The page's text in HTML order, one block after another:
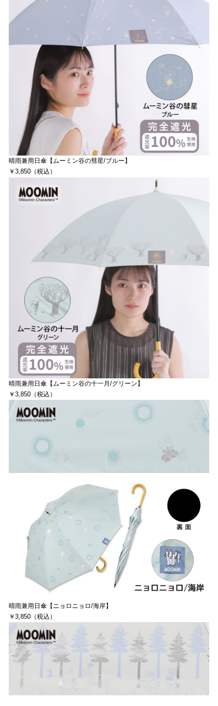
晴雨兼用日傘【ムーミン谷の彗星/ブルー】
￥3,850（税込）
晴雨兼用日傘【ムーミン谷の十一月/グリーン】
￥3,850（税込）
晴雨兼用日傘【ニョロニョロ/海岸】
￥3,850（税込）